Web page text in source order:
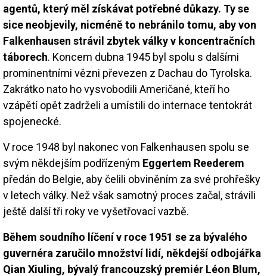
agentů, který měl získávat potřebné důkazy. Ty se
sice neobjevily, nicméně to nebránilo tomu, aby von
Falkenhausen strávil zbytek války v koncentračních
táborech. Koncem dubna 1945 byl spolu s dalšími
prominentními vězni převezen z Dachau do Tyrolska.
Zakrátko nato ho vysvobodili Američané, kteří ho
vzápětí opět zadrželi a umístili do internace tentokrát
spojenecké.
V roce 1948 byl nakonec von Falkenhausen spolu se
svým někdejším podřízeným Eggertem Reederem
předán do Belgie, aby čelili obviněním za své prohřešky
v letech války. Než však samotný proces začal, strávili
ještě další tři roky ve vyšetřovací vazbě.
Během soudního líčení v roce 1951 se za bývalého
guvernéra zaručilo množství lidí, někdejší odbojářka
Qian Xiuling, bývalý francouzský premiér Léon Blum,